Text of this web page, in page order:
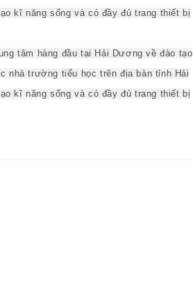
kĩ năng sống và có đầy đủ trang thiết bị
tâm hàng đầu tại Hải Dương về đào tạo
nhà trường tiểu học trên địa bàn tỉnh Hải
kĩ năng sống và có đầy đủ trang thiết bị